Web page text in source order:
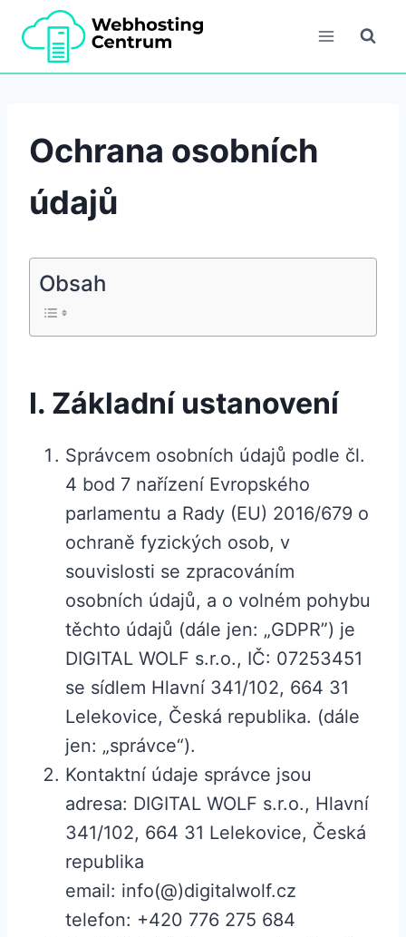
Přeskočit
obsah
Ochrana osobních
údajů
Obsah
I. Základní ustanovení
Správcem osobních údajů podle čl.
4 bod 7 nařízení Evropského
parlamentu a Rady (EU) 2016/679 o
ochraně fyzických osob, v
souvislosti se zpracováním
osobních údajů, a o volném pohybu
těchto údajů (dále jen: „GDPR”) je
DIGITAL WOLF s.r.o., IČ: 07253451
se sídlem Hlavní 341/102, 664 31
Lelekovice, Česká republika. (dále
jen: „správce“).
Kontaktní údaje správce jsou
adresa: DIGITAL WOLF s.r.o., Hlavní
341/102, 664 31 Lelekovice, Česká
republika
email: info(@)digitalwolf.cz
telefon: +420 776 275 684